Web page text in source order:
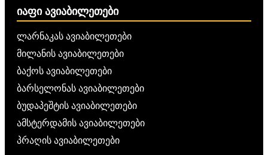
ᲘᲐᲤᲘ ᲐᲕᲘᲐᲑᲘᲚᲔᲗᲔᲑᲘ
ლარნაკას ავიაბილეთები
მილანის ავიაბილეთები
ბაქოს ავიაბილეთები
ბარსელონას ავიაბილეთები
ბუდაპეშტის ავიაბილეთები
ამსტერდამის ავიაბილეთები
პრაღის ავიაბილეთები